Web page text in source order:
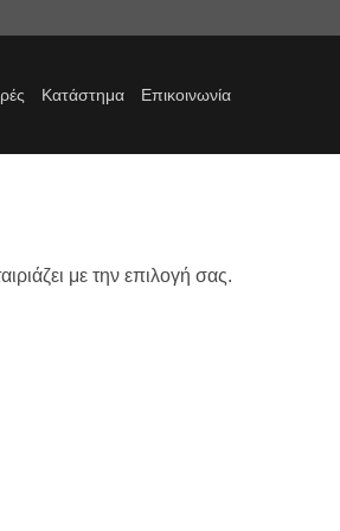
Κατάστημα Επικοινωνία
με την επιλογή σας.